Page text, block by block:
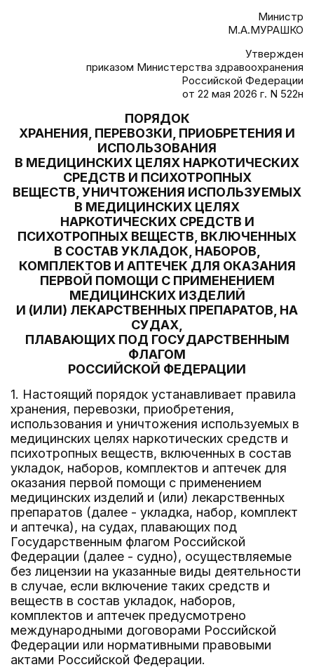
Министр
М.А.МУРАШКО
Утвержден
приказом Министерства здравоохранения
Российской Федерации
от 22 мая 2026 г. N 522н
ПОРЯДОК
ХРАНЕНИЯ, ПЕРЕВОЗКИ, ПРИОБРЕТЕНИЯ И
ИСПОЛЬЗОВАНИЯ
В МЕДИЦИНСКИХ ЦЕЛЯХ НАРКОТИЧЕСКИХ
СРЕДСТВ И ПСИХОТРОПНЫХ
ВЕЩЕСТВ, УНИЧТОЖЕНИЯ ИСПОЛЬЗУЕМЫХ
В МЕДИЦИНСКИХ ЦЕЛЯХ
НАРКОТИЧЕСКИХ СРЕДСТВ И
ПСИХОТРОПНЫХ ВЕЩЕСТВ, ВКЛЮЧЕННЫХ
В СОСТАВ УКЛАДОК, НАБОРОВ,
КОМПЛЕКТОВ И АПТЕЧЕК ДЛЯ ОКАЗАНИЯ
ПЕРВОЙ ПОМОЩИ С ПРИМЕНЕНИЕМ
МЕДИЦИНСКИХ ИЗДЕЛИЙ
И (ИЛИ) ЛЕКАРСТВЕННЫХ ПРЕПАРАТОВ, НА
СУДАХ,
ПЛАВАЮЩИХ ПОД ГОСУДАРСТВЕННЫМ
ФЛАГОМ
РОССИЙСКОЙ ФЕДЕРАЦИИ
1. Настоящий порядок устанавливает правила
хранения, перевозки, приобретения,
использования и уничтожения используемых в
медицинских целях наркотических средств и
психотропных веществ, включенных в состав
укладок, наборов, комплектов и аптечек для
оказания первой помощи с применением
медицинских изделий и (или) лекарственных
препаратов (далее - укладка, набор, комплект
и аптечка), на судах, плавающих под
Государственным флагом Российской
Федерации (далее - судно), осуществляемые
без лицензии на указанные виды деятельности
в случае, если включение таких средств и
веществ в состав укладок, наборов,
комплектов и аптечек предусмотрено
международными договорами Российской
Федерации или нормативными правовыми
актами Российской Федерации.